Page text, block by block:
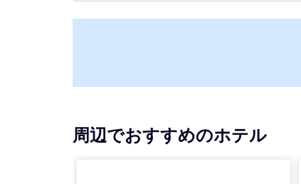
周辺でおすすめのホテル